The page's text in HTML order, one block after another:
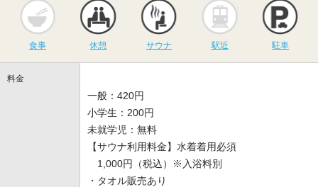
食事 休憩
サウナ
サウナ 駅近 駐車
料金
一般：420円
小学生：200円
未就学児：無料
【サウナ利用料金】水着着用必須
1,000円（税込）※入浴料別
・タオル販売あり